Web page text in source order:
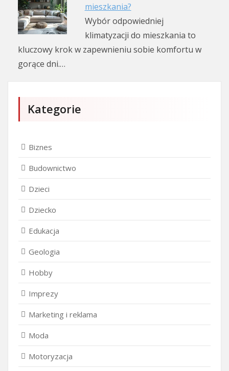
mieszkania?
Wybór odpowiedniej
klimatyzacji do mieszkania to
kluczowy krok w zapewnieniu sobie komfortu w
gorące dni.…
Kategorie
Biznes
Budownictwo
Dzieci
Dziecko
Edukacja
Geologia
Hobby
Imprezy
Marketing i reklama
Moda
Motoryzacja